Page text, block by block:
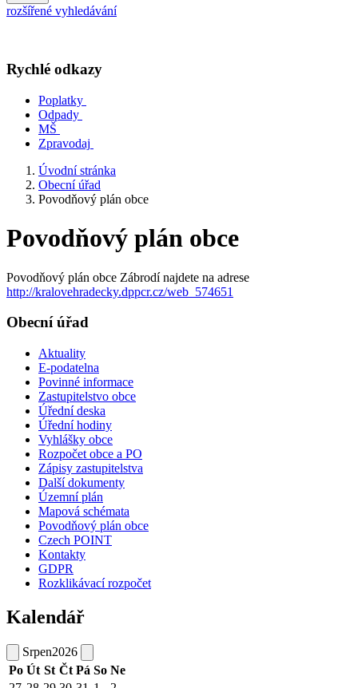
rozšířené vyhledávání
Rychlé odkazy
Poplatky
Odpady
MŠ
Zpravodaj
Úvodní stránka
Obecní úřad
Povodňový plán obce
Povodňový plán obce
Povodňový plán obce Zábrodí najdete na adrese
http://kralovehradecky.dppcr.cz/web_574651
Obecní úřad
Aktuality
E-podatelna
Povinné informace
Zastupitelstvo obce
Úřední deska
Úřední hodiny
Vyhlášky obce
Rozpočet obce a PO
Zápisy zastupitelstva
Další dokumenty
Územní plán
Mapová schémata
Povodňový plán obce
Czech POINT
Kontakty
GDPR
Rozklikávací rozpočet
Kalendář
Srpen2026
Po Út St Čt Pá So Ne